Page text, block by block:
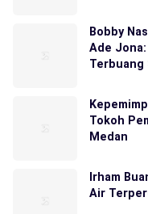
Bobby
Ade Jona:
Terbuang
Tokoh
Medan
Irham
Air